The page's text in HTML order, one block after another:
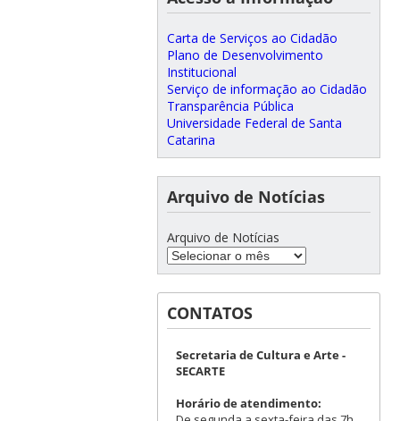
Carta de Serviços ao Cidadão
Plano de Desenvolvimento
Institucional
Serviço de informação ao Cidadão
Transparência Pública
Universidade Federal de Santa
Catarina
Arquivo de Notícias
Arquivo de Notícias
CONTATOS
Secretaria de Cultura e Arte -
SECARTE
Horário de atendimento: